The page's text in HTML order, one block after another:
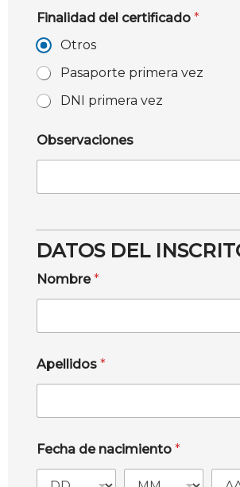
Finalidad del certificado *
Otros
Pasaporte primera vez
DNI primera vez
Observaciones
DATOS DEL
Nombre*
Apellidos *
Fecha de nacimiento *